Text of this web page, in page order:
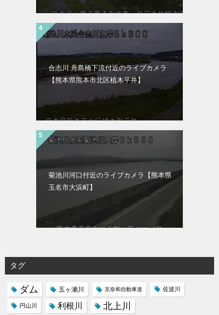
合志川 舟島橋下流付近のライブカメラ
【熊本県熊本市北区植木平井】
菊池川河口付近のライブカメラ【熊本県
玉名市大浜町】
タグ
ダム 五ヶ瀬川 京奈和自動車道 佐波川
円山川 利根川 北上川